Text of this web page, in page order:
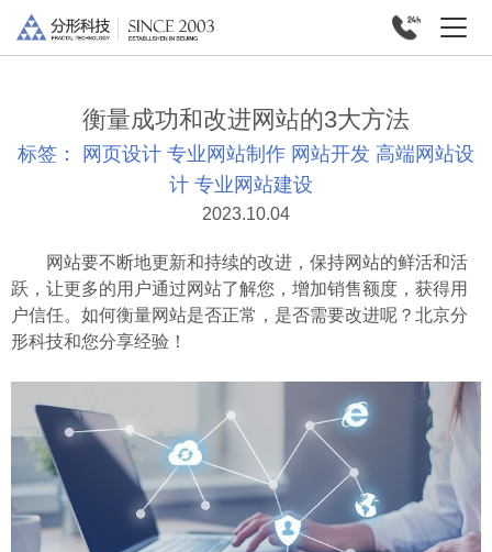
衡量成功和改进网站的3大方法
标签： 网页设计 专业网站制作 网站开发 高端网站设
计 专业网站建设
2023.10.04
网站要不断地更新和持续的改进，保持网站的鲜活和活
跃，让更多的用户通过网站了解您，增加销售额度，获得用
户信任。如何衡量网站是否正常，是否需要改进呢？北京分
形科技和您分享经验！